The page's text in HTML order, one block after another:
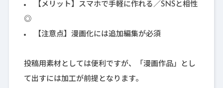
【メリット】スマホで手軽に作れる／SNSと相性
◎
【注意点】漫画化には追加編集が必須
投稿用素材としては便利ですが、「漫画作品」とし
て出すには加工が前提となります。